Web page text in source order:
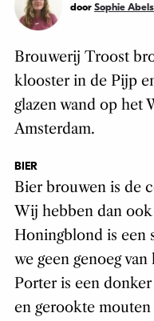
door Sophie
Brouwerij Troost
klooster in de Pijp
glazen wand op het
Amsterdam.
BIER
Bier brouwen is de
Wij hebben dan
Honingblond is een
we geen genoeg
Porter is een
en gerookte